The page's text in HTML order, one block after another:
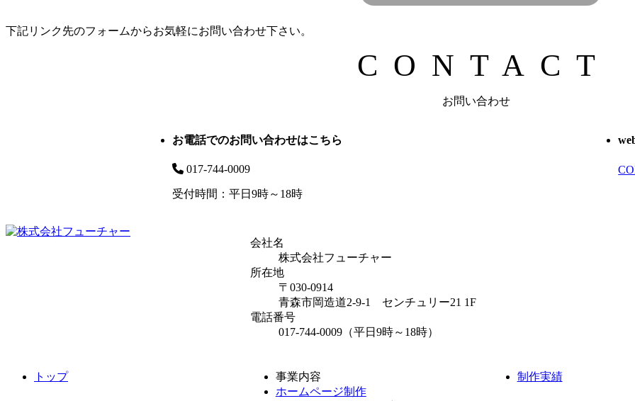
下記リンク先のフォームからお気軽にお問い合わせ下さい。
CONTACT
お問い合わせ
お電話でのお問い合わせはこちら
017-744-0009
受付時間：平日9時～18時
会社名
株式会社フューチャー
所在地
〒030-0914
青森市岡造道2-9-1 センチュリー21 1F
電話番号
017-744-0009（平日9時～18時）
トップ
事業内容
ホームページ制作
制作実績